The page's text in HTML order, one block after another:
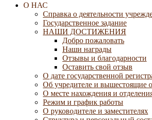
О НАС
Справка о деятельности
Государственное задание
НАШИ ДОСТИЖЕНИЯ
Добро пожаловать
Наши награды
Отзывы и благодарности
Оставить свой отзыв
О дате государственной
Об учредителе и вышестоящие
О месте нахождения и
Режим и график работы
О руководителе и заместителях